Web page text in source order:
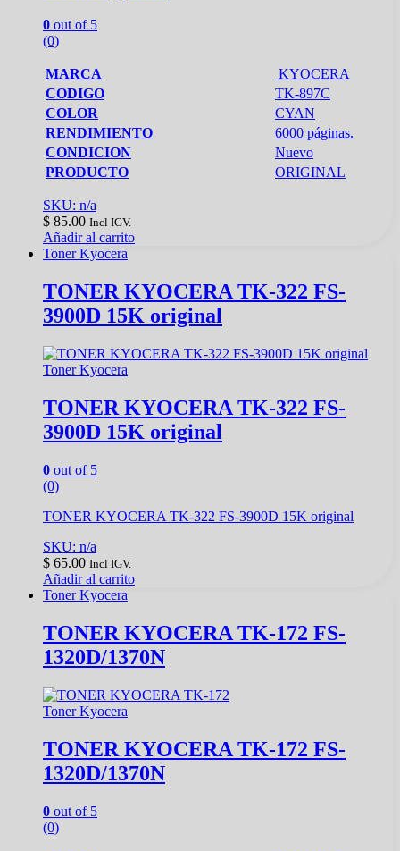
0 out of 5
(0)
MARCA
KYOCERA
CODIGO
TK-897C
COLOR
CYAN
RENDIMIENTO
6000 páginas.
CONDICION
Nuevo
PRODUCTO
ORIGINAL
SKU: n/a
$ 85.00 Incl IGV.
Añadir al carrito
Toner Kyocera
TONER KYOCERA TK-322 FS-
3900D 15K original
Toner Kyocera
TONER KYOCERA TK-322 FS-
3900D 15K original
0 out of 5
(0)
TONER KYOCERA TK-322 FS-3900D 15K original
SKU: n/a
$ 65.00 Incl IGV.
Añadir al carrito
Toner Kyocera
TONER KYOCERA TK-172 FS-
1320D/1370N
Toner Kyocera
TONER KYOCERA TK-172 FS-
1320D/1370N
0 out of 5
(0)